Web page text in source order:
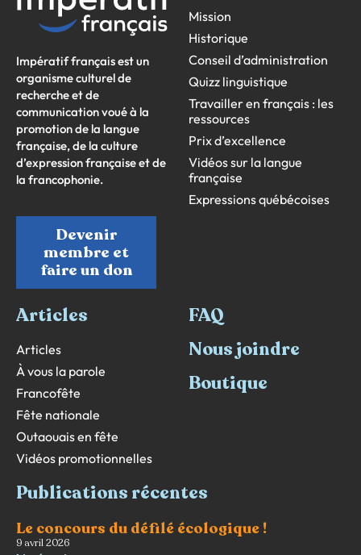
Impératif français est un
organisme culturel de
recherche et de
communication voué à la
promotion de la langue
française, de la culture
d’expression française et de
la francophonie.
Devenir
membre et
faire un don
Mission
Historique
Conseil d’administration
Quizz linguistique
Travailler en français : les
ressources
Prix d’excellence
Vidéos sur la langue
française
Expressions québécoises
Articles
Articles
À vous la parole
Francofête
Fête nationale
Outaouais en fête
Vidéos promotionnelles
FAQ
Nous joindre
Boutique
Publications récentes
Le concours du défilé écologique !
9 avril 2026